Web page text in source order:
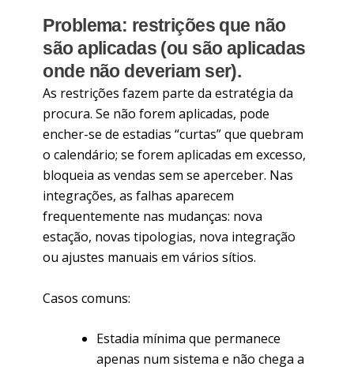
Problema: restrições que não
são aplicadas (ou são aplicadas
onde não deveriam ser).
As restrições fazem parte da estratégia da
procura. Se não forem aplicadas, pode
encher-se de estadias “curtas” que quebram
o calendário; se forem aplicadas em excesso,
bloqueia as vendas sem se aperceber. Nas
integrações, as falhas aparecem
frequentemente nas mudanças: nova
estação, novas tipologias, nova integração
ou ajustes manuais em vários sítios.
Casos comuns:
Estadia mínima que permanece
apenas num sistema e não chega a